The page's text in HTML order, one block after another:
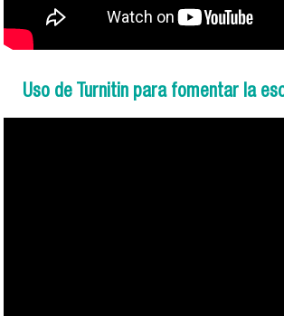
Uso de Turnitin para fomentar la